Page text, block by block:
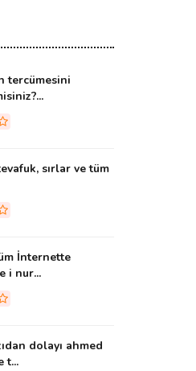
tercümesini
sırlar ve tüm
İnternette
i nur...
dolayı ahmed
t...